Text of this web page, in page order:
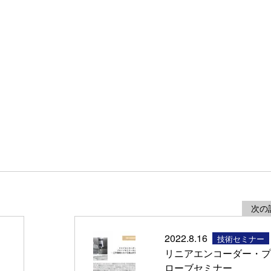
次の
2022.8.16 技術セミナー
リニアエンコーダー・プ
ローブセミナー